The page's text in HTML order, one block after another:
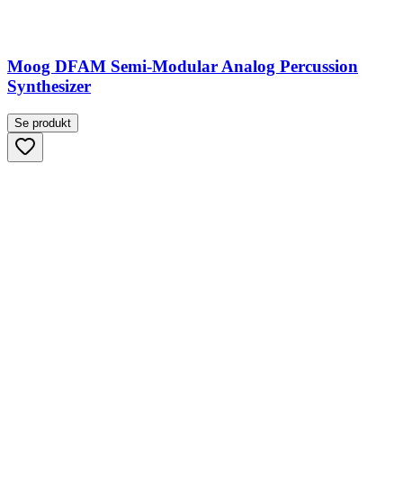
Moog DFAM Semi-Modular Analog Percussion
Synthesizer
Se produkt